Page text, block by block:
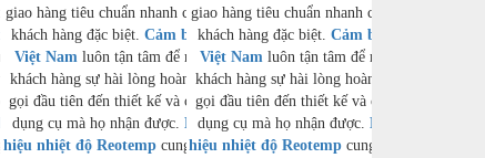
và hỗ trợ
Reotemp
đến cho
toàn, từ cuộc
lượng của
truyền tín
cấp cả các sản
giao hàng tiêu chuẩn nhanh chóng và hỗ trợ
khách hàng đặc biệt. Cảm biến Reotemp
Việt Namluôn tận tâm để mang đến cho
khách hàng sự hài lòng hoàn toàn, từ cuộc
gọi đầu tiên đến thiết kế và chất lượng của
dụng cụ mà họ nhận được. Bộ truyền tín
hiệu nhiệt độ Reotempcung cấp cả các sản
giao hàng tiêu chuẩn nhanh chóng và hỗ trợ
khách hàng đặc biệt. Cảm biến Reotemp
Việt Nam luôn tận tâm để mang đến cho
khách hàng sự hài lòng hoàn toàn, từ cuộc
gọi đầu tiên đến thiết kế và chất lượng của
dụng cụ mà họ nhận được. Bộ truyền tín
hiệu nhiệt độ Reotemp cung cấp cả các sản